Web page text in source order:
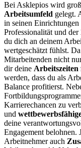
Bei Asklepios wird
Arbeitsumfeld gelegt.
in seinen
Professionalität und der
du dich an deinem
wertgeschätzt fühlst.
Mitarbeitenden nicht
dir deine Arbeitszeiten
werden, dass du als
Balance profitierst.
Karrierechancen zu
und
deine
Engagement belohnen.
Arbeitnehmer auch